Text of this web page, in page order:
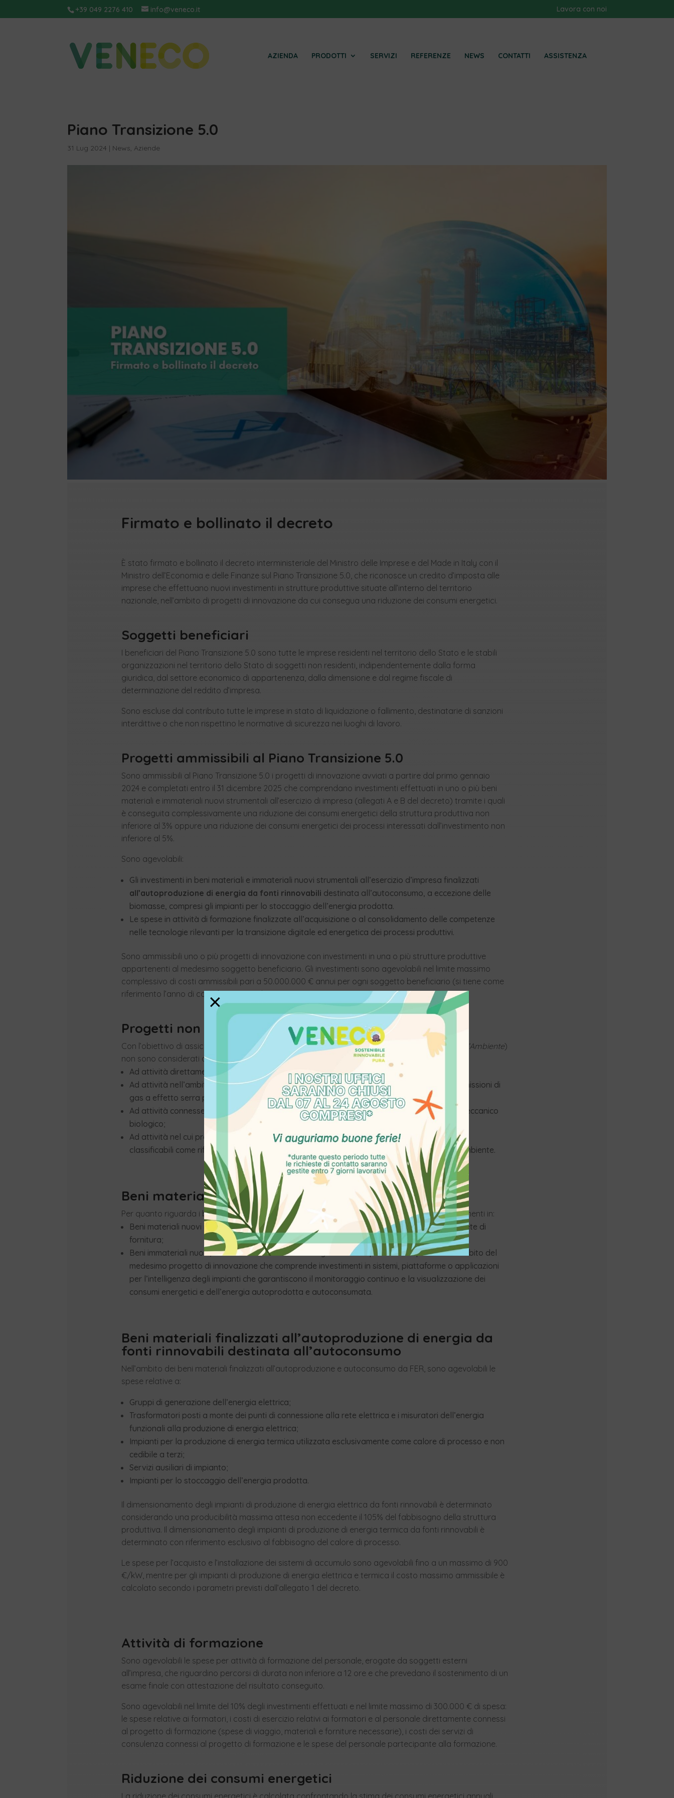
+39 049 2276 410 info@veneco.it Lavora con noi
AZIENDA PRODOTTI SERVIZI REFERENZE NEWS CONTATTI ASSISTENZA
Piano Transizione 5.0
31 Lug 2024 | News, Aziende
Firmato e bollinato il decreto
È stato firmato e bollinato il decreto interministeriale del Ministro delle Imprese e del Made in Italy con il
Ministro dell’Economia e delle Finanze sul Piano Transizione 5.0, che riconosce un credito d’imposta alle
imprese che effettuano nuovi investimenti in strutture produttive situate all’interno del territorio
nazionale, nell’ambito di progetti di innovazione da cui consegua una riduzione dei consumi energetici.
Soggetti beneficiari
I beneficiari del Piano Transizione 5.0 sono tutte le imprese residenti nel territorio dello Stato e le stabili
organizzazioni nel territorio dello Stato di soggetti non residenti, indipendentemente dalla forma
giuridica, dal settore economico di appartenenza, dalla dimensione e dal regime fiscale di
determinazione del reddito d’impresa.
Sono escluse dal contributo tutte le imprese in stato di liquidazione o fallimento, destinatarie di sanzioni
interdittive o che non rispettino le normative di sicurezza nei luoghi di lavoro.
Progetti ammissibili al Piano Transizione 5.0
Sono ammissibili al Piano Transizione 5.0 i progetti di innovazione avviati a partire dal primo gennaio
2024 e completati entro il 31 dicembre 2025 che comprendano investimenti effettuati in uno o più beni
materiali e immateriali nuovi strumentali all’esercizio di impresa (allegati A e B del decreto) tramite i quali
è conseguita complessivamente una riduzione dei consumi energetici della struttura produttiva non
inferiore al 3% oppure una riduzione dei consumi energetici dei processi interessati dall’investimento non
inferiore al 5%.
Sono agevolabili:
Gli investimenti in beni materiali e immateriali nuovi strumentali all’esercizio d’impresa finalizzati
all’autoproduzione di energia da fonti rinnovabili destinata all’autoconsumo, a eccezione delle
biomasse, compresi gli impianti per lo stoccaggio dell’energia prodotta.
Le spese in attività di formazione finalizzate all’acquisizione o al consolidamento delle competenze
nelle tecnologie rilevanti per la transizione digitale ed energetica dei processi produttivi.
Sono ammissibili uno o più progetti di innovazione con investimenti in una o più strutture produttive
appartenenti al medesimo soggetto beneficiario. Gli investimenti sono agevolabili nel limite massimo
complessivo di costi ammissibili pari a 50.000.000 € annui per ogni soggetto beneficiario (si tiene come
riferimento l’anno di completamento dei progetti).
Progetti non ammissibili
Con l’obiettivo di assicurare il rispetto del principio DNSH (Non Arrecare Danno Significativo all’Ambiente)
non sono considerati ammissibili i progetti destinati:
Ad attività direttamente connesse all’uso dei combustibili fossili;
Ad attività nell’ambito del sistema di scambio di quote di emissione dell’UE che generano emissioni di
gas a effetto serra previste non inferiori ai parametri di riferimento;
Ad attività connesse alle discariche di rifiuti, agli inceneritori e agli impianti di trattamento meccanico
biologico;
Ad attività nel cui processo produttivo sia generata un’elevata dose di sostanze inquinanti,
classificabili come rifiuti speciali pericolosi e il cui smaltimento potrebbe causare danni all’ambiente.
Beni materiali e immateriali
Per quanto riguarda i beni nuovi strumentali all’esercizio d’impresa, sono agevolabili gli investimenti in:
Beni materiali nuovi interconnessi al sistema aziendale di gestione della produzione o alla rete di
fornitura;
Beni immateriali nuovi, inclusi i software relativi alla gestione d’impresa se acquistati nell’ambito del
medesimo progetto di innovazione che comprende investimenti in sistemi, piattaforme o applicazioni
per l’intelligenza degli impianti che garantiscono il monitoraggio continuo e la visualizzazione dei
consumi energetici e dell’energia autoprodotta e autoconsumata.
Beni materiali finalizzati all’autoproduzione di energia da
fonti rinnovabili destinata all’autoconsumo
Nell’ambito dei beni materiali finalizzati all’autoproduzione e autoconsumo da FER, sono agevolabili le
spese relative a:
Gruppi di generazione dell’energia elettrica;
Trasformatori posti a monte dei punti di connessione alla rete elettrica e i misuratori dell’energia
funzionali alla produzione di energia elettrica;
Impianti per la produzione di energia termica utilizzata esclusivamente come calore di processo e non
cedibile a terzi;
Servizi ausiliari di impianto;
Impianti per lo stoccaggio dell’energia prodotta.
Il dimensionamento degli impianti di produzione di energia elettrica da fonti rinnovabili è determinato
considerando una producibilità massima attesa non eccedente il 105% del fabbisogno della struttura
produttiva. Il dimensionamento degli impianti di produzione di energia termica da fonti rinnovabili è
determinato con riferimento esclusivo al fabbisogno del calore di processo.
Le spese per l’acquisto e l’installazione dei sistemi di accumulo sono agevolabili fino a un massimo di 900
€/kW, mentre per gli impianti di produzione di energia elettrica e termica il costo massimo ammissibile è
calcolato secondo i parametri previsti dall’allegato 1 del decreto.
Attività di formazione
Sono agevolabili le spese per attività di formazione del personale, erogate da soggetti esterni
all’impresa, che riguardino percorsi di durata non inferiore a 12 ore e che prevedano il sostenimento di un
esame finale con attestazione del risultato conseguito.
Sono agevolabili nel limite del 10% degli investimenti effettuati e nel limite massimo di 300.000 € di spesa:
le spese relative ai formatori, i costi di esercizio relativi ai formatori e al personale direttamente connessi
al progetto di formazione (spese di viaggio, materiali e forniture necessarie), i costi dei servizi di
consulenza connessi al progetto di formazione e le spese del personale partecipante alla formazione.
Riduzione dei consumi energetici
La riduzione dei consumi energetici è calcolata confrontando la stima dei consumi energetici annuali
×